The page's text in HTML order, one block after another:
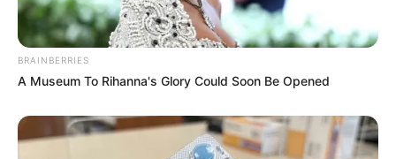
BRAINBERRIES
A Museum To Rihanna's Glory Could Soon Be Opened